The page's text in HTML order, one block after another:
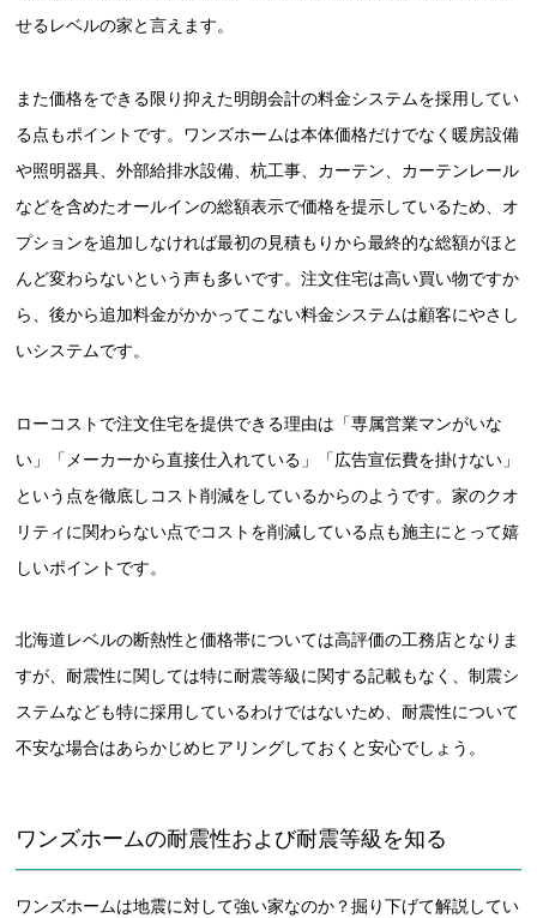
せるレベルの家と言えます。
また価格をできる限り抑えた明朗会計の料金システムを採用してい
る点もポイントです。ワンズホームは本体価格だけでなく暖房設備
や照明器具、外部給排水設備、杭工事、カーテン、カーテンレール
などを含めたオールインの総額表示で価格を提示しているため、オ
プションを追加しなければ最初の見積もりから最終的な総額がほと
んど変わらないという声も多いです。注文住宅は高い買い物ですか
ら、後から追加料金がかかってこない料金システムは顧客にやさし
いシステムです。
ローコストで注文住宅を提供できる理由は「専属営業マンがいな
い」「メーカーから直接仕入れている」「広告宣伝費を掛けない」
という点を徹底しコスト削減をしているからのようです。家のクオ
リティに関わらない点でコストを削減している点も施主にとって嬉
しいポイントです。
北海道レベルの断熱性と価格帯については高評価の工務店となりま
すが、耐震性に関しては特に耐震等級に関する記載もなく、制震シ
ステムなども特に採用しているわけではないため、耐震性について
不安な場合はあらかじめヒアリングしておくと安心でしょう。
ワンズホームの耐震性および耐震等級を知る
ワンズホームは地震に対して強い家なのか？掘り下げて解説してい